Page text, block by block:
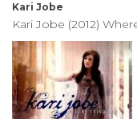
Kari Jobe
Kari Jobe (2012)